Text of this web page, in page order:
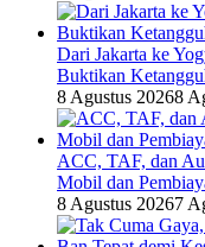
Dari Jakarta ke
Buktikan
8 Agustus 20268
ACC, TAF, dan
Mobil dan
8 Agustus 20267